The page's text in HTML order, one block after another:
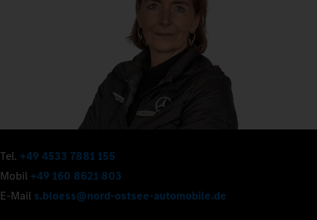
Tel. +49 4533 7881 155
Mobil+49 160 8621 803
E-Mail s.bloess@nord-ostsee-automobile.de